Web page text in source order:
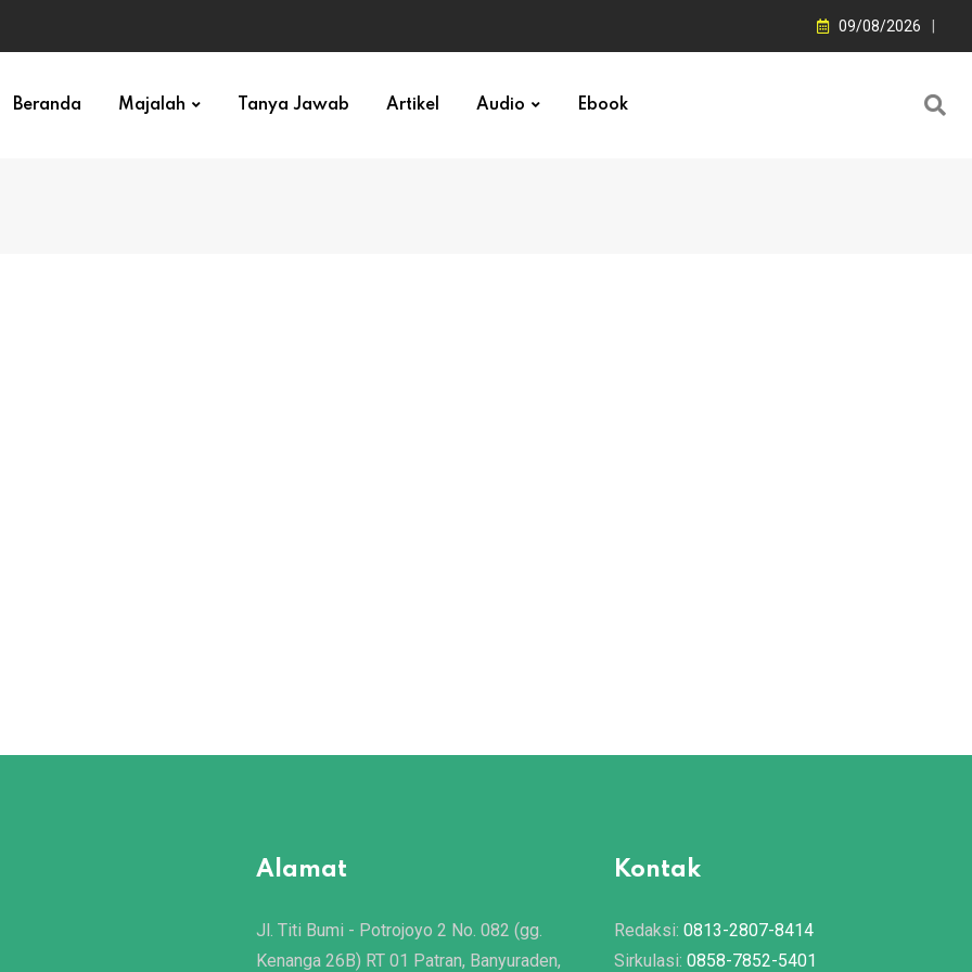
09/08/2026
Beranda Majalah Tanya Jawab Artikel Audio Ebook
Alamat
Jl. Titi Bumi - Potrojoyo 2 No. 082 (gg.
Kenanga 26B) RT 01 Patran, Banyuraden,
Kontak
Redaksi: 0813-2807-8414
Sirkulasi: 0858-7852-5401